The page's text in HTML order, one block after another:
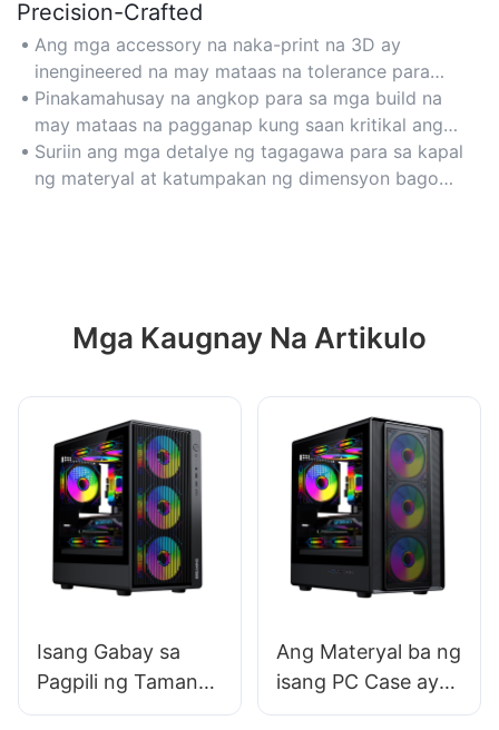
Precision-Crafted
Ang mga accessory na naka-print na 3D ay
inengineered na may mataas na tolerance para
matiyak ang perpektong akma sa mga sikat na
brand at hardware ng PC case.
Pinakamahusay na angkop para sa mga build na
may mataas na pagganap kung saan kritikal ang
tumpak na pagkakahanay ng bahagi at tibay.
Suriin ang mga detalye ng tagagawa para sa kapal
ng materyal at katumpakan ng dimensyon bago
Mga Kaugnay Na Artikulo
Isang Gabay sa
Pagpili ng Tamang
Sukat ng PC Case
Ang Materyal ba ng
isang PC Case ay
nakakaapekto sa